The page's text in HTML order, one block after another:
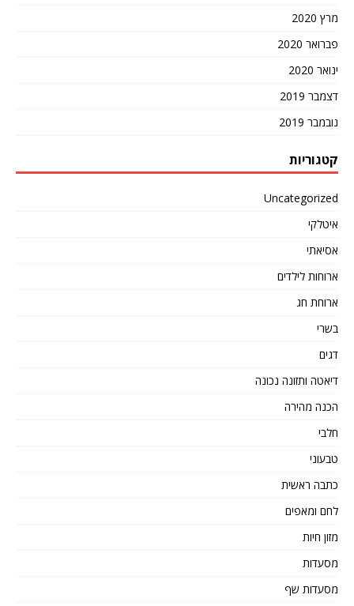
מרץ 2020
פברואר 2020
ינואר 2020
דצמבר 2019
נובמבר 2019
קטגוריות
Uncategorized
איטלקי
אסיאתי
ארוחות לילדים
ארוחת חג
בשרי
דגים
דיאטה ותזונה נכונה
הכנה מהירה
חלבי
טבעוני
כתבה ראשית
לחם ומאפים
מזון חיות
מסעדות
מסעדות שף